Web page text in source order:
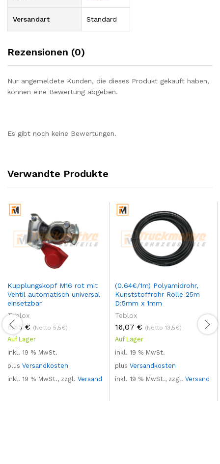
Versandart Standard
Rezensionen (0)
Nur angemeldete Kunden, die dieses Produkt gekauft haben,
können eine Bewertung abgeben.
Es gibt noch keine Bewertungen.
Verwandte Produkte
Kupplungskopf M16 rot mit
Ventil automatisch universal
einsetzbar
Teblox
6,55 € (Netto 5,5€)
Auf Lager
inkl. 19 % MwSt.
plus Versandkosten
inkl. 19 % MwSt., zzgl. Versand
(0.64€/1m) Polyamidrohr,
Kunststoffrohr Rolle 25m
D:5mm x 1mm
Teblox
16,07 € (Netto 13,5€)
Auf Lager
inkl. 19 % MwSt.
plus Versandkosten
inkl. 19 % MwSt., zzgl. Versand